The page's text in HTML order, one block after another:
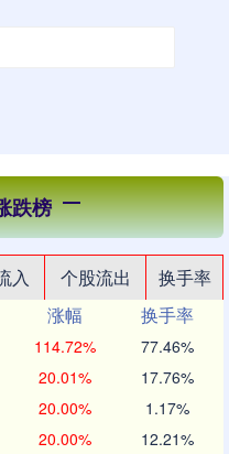
跌榜
入 个股流出
换手率
涨幅
换手率
114.72% 77.46%
20.01% 17.76%
20.00% 1.17%
20.00% 12.21%